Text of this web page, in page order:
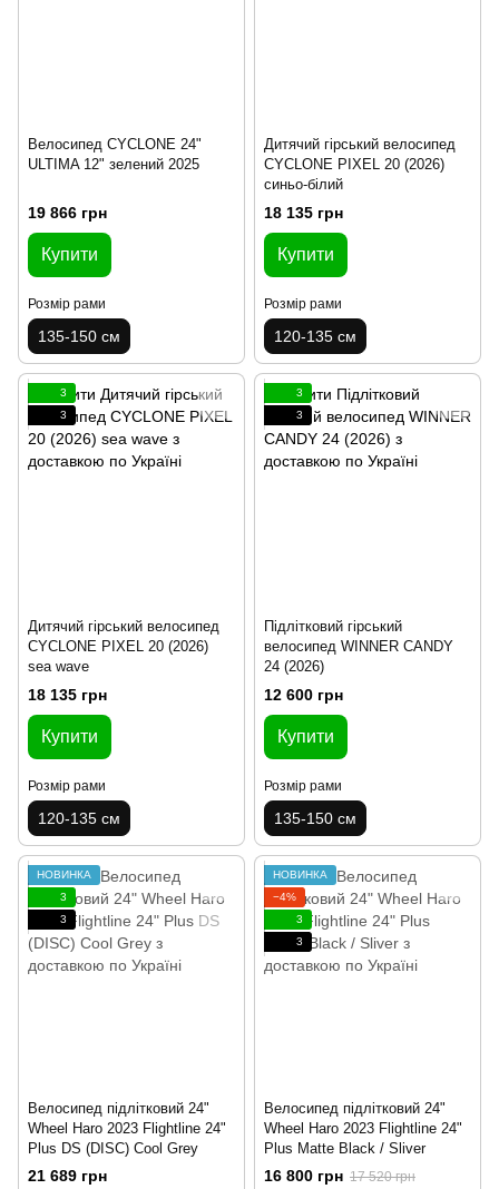
Велосипед CYCLONE 24"
ULTIMA 12" зелений 2025
19 866 грн
Купити
Розмір рами
135-150 см
Дитячий гірський велосипед
CYCLONE PIXEL 20 (2026)
синьо-білий
18 135 грн
Купити
Розмір рами
120-135 см
3
3
Дитячий гірський велосипед
CYCLONE PIXEL 20 (2026)
sea wave
18 135 грн
Купити
Розмір рами
120-135 см
3
3
Підлітковий гірський
велосипед WINNER CANDY
24 (2026)
12 600 грн
Купити
Розмір рами
135-150 см
НОВИНКА
3
3
Велосипед підлітковий 24"
Wheel Haro 2023 Flightline 24"
Plus DS (DISC) Cool Grey
21 689 грн
НОВИНКА
−4%
3
3
Велосипед підлітковий 24"
Wheel Haro 2023 Flightline 24"
Plus Matte Black / Sliver
16 800 грн 17 520 грн